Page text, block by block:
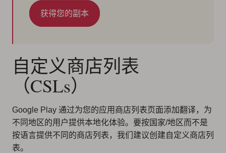
获得您的副本
自定义商店列表
（CSLs）
Google Play 通过为您的应用商店列表页面添加翻译，为
不同地区的用户提供本地化体验。要按国家/地区而不是
按语言提供不同的商店列表，我们建议创建自定义商店列
表。